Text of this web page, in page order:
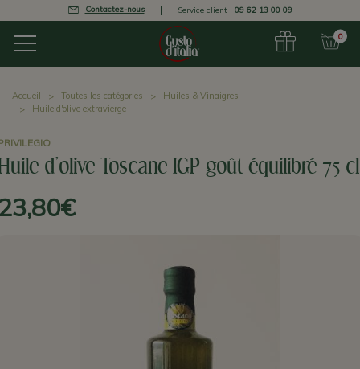
Contactez-nous Service client : 09 62 13 00 09
0
Accueil Toutes les catégories
Huiles & Vinaigres
Huile d'olive extravierge
d'olive Toscane IGP goût équilibré 75 cl